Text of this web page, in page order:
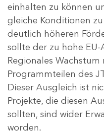
einhalten zu können
gleiche Konditionen
deutlich höheren
sollte der zu hohe
Regionales
Programmteilen des
Dieser Ausgleich ist
Projekte, die diesen
sollten, sind wider
worden.